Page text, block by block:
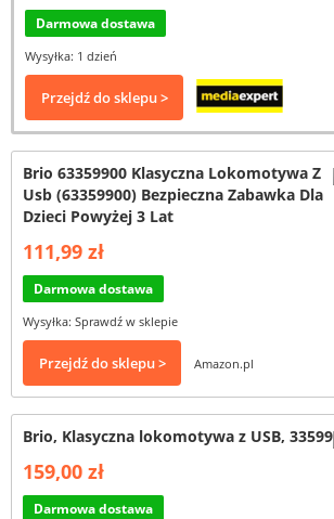
Darmowa dostawa
Wysyłka: 1 dzień
Przejdź do sklepu >
Brio 63359900 Klasyczna Lokomotywa Z
Usb (63359900) Bezpieczna Zabawka Dla
Dzieci Powyżej 3 Lat
111,99 zł
Darmowa dostawa
Wysyłka: Sprawdź w sklepie
Przejdź do sklepu > Amazon.pl
Brio, Klasyczna lokomotywa z USB, 33599
159,00 zł
Darmowa dostawa